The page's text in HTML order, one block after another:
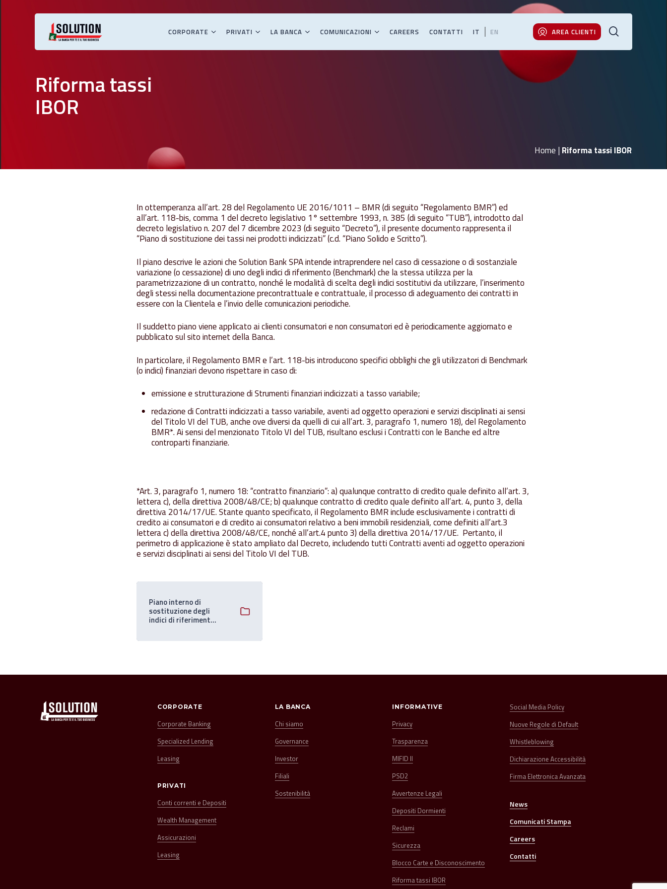
Premi INVIO per cercare o ESC per chiudere
CORPORATE PRIVATI LA BANCA COMUNICAZIONI CAREERS CONTATTI IT EN AREA CLIENTI
Riforma tassi
IBOR
Home | Riforma tassi IBOR
In ottemperanza all’art. 28 del Regolamento UE 2016/1011 – BMR (di seguito “Regolamento BMR”) ed
all’art. 118-bis, comma 1 del decreto legislativo 1° settembre 1993, n. 385 (di seguito “TUB”), introdotto dal
decreto legislativo n. 207 del 7 dicembre 2023 (di seguito “Decreto”), il presente documento rappresenta il
“Piano di sostituzione dei tassi nei prodotti indicizzati” (c.d. “Piano Solido e Scritto”).
Il piano descrive le azioni che Solution Bank SPA intende intraprendere nel caso di cessazione o di sostanziale
variazione (o cessazione) di uno degli indici di riferimento (Benchmark) che la stessa utilizza per la
parametrizzazione di un contratto, nonché le modalità di scelta degli indici sostitutivi da utilizzare, l’inserimento
degli stessi nella documentazione precontrattuale e contrattuale, il processo di adeguamento dei contratti in
essere con la Clientela e l’invio delle comunicazioni periodiche.
Il suddetto piano viene applicato ai clienti consumatori e non consumatori ed è periodicamente aggiornato e
pubblicato sul sito internet della Banca.
In particolare, il Regolamento BMR e l’art. 118-bis introducono specifici obblighi che gli utilizzatori di Benchmark
(o indici) finanziari devono rispettare in caso di:
emissione e strutturazione di Strumenti finanziari indicizzati a tasso variabile;
redazione di Contratti indicizzati a tasso variabile, aventi ad oggetto operazioni e servizi disciplinati ai sensi
del Titolo VI del TUB, anche ove diversi da quelli di cui all’art. 3, paragrafo 1, numero 18), del Regolamento
BMR*. Ai sensi del menzionato Titolo VI del TUB, risultano esclusi i Contratti con le Banche ed altre
controparti finanziarie.
*Art. 3, paragrafo 1, numero 18: “contratto finanziario”: a) qualunque contratto di credito quale definito all’art. 3,
lettera c), della direttiva 2008/48/CE; b) qualunque contratto di credito quale definito all’art. 4, punto 3, della
direttiva 2014/17/UE. Stante quanto specificato, il Regolamento BMR include esclusivamente i contratti di
credito ai consumatori e di credito ai consumatori relativo a beni immobili residenziali, come definiti all’art.3
lettera c) della direttiva 2008/48/CE, nonché all’art.4 punto 3) della direttiva 2014/17/UE. Pertanto, il
perimetro di applicazione è stato ampliato dal Decreto, includendo tutti Contratti aventi ad oggetto operazioni
e servizi disciplinati ai sensi del Titolo VI del TUB.
Piano interno di
sostituzione degli
indici di riferimento
CORPORATE
Corporate Banking
Specialized Lending
Leasing
PRIVATI
Conti correnti e Depositi
Wealth Management
Assicurazioni
Leasing
LA BANCA
Chi siamo
Governance
Investor
Filiali
Sostenibilità
INFORMATIVE
Privacy
Trasparenza
MIFID II
PSD2
Avvertenze Legali
Depositi Dormienti
Reclami
Sicurezza
Blocco Carte e Disconoscimento
Riforma tassi IBOR
Social Media Policy
Nuove Regole di Default
Whistleblowing
Dichiarazione Accessibilità
Firma Elettronica Avanzata
News
Comunicati Stampa
Careers
Contatti